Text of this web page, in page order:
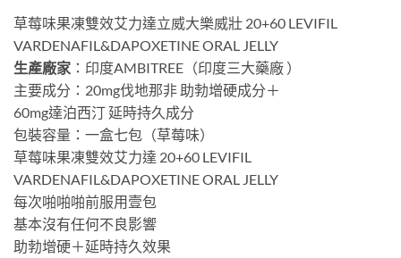
草莓味果凍雙效艾力達立威大樂威壯 20+60 LEVIFIL
VARDENAFIL&DAPOXETINE ORAL JELLY
生產廠家 ：印度AMBITREE（印度三大藥廠 ）
主要成分：20mg伐地那非 助勃增硬成分＋
60mg達泊西汀 延時持久成分
包裝容量：一盒七包（草莓味）
草莓味果凍雙效艾力達 20+60 LEVIFIL
VARDENAFIL&DAPOXETINE ORAL JELLY
每次啪啪啪前服用壹包
基本沒有任何不良影響
助勃增硬＋延時持久效果